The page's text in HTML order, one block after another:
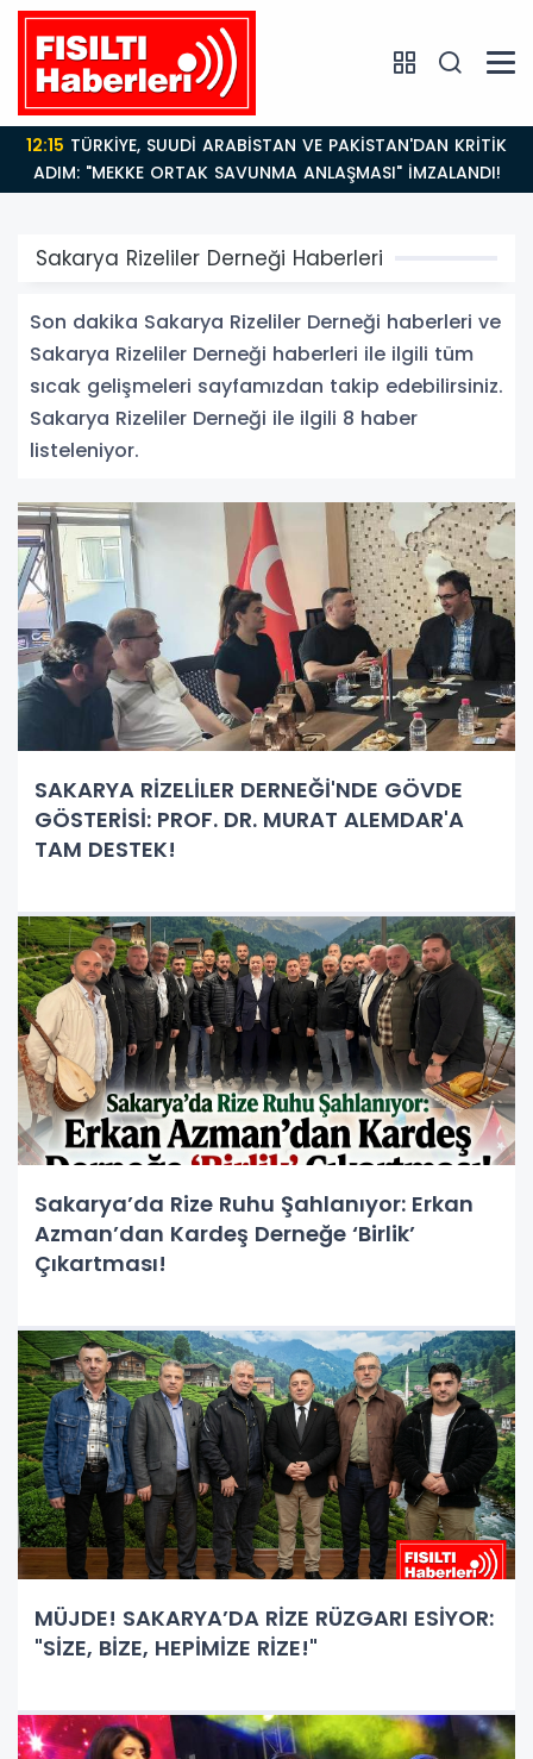
12:15
ADIM: "MEKKE ORTAK SAVUNMA ANLAŞMASI" İMZALANDI!
Sakarya Rizeliler Derneği Haberleri
Son dakika Sakarya Rizeliler Derneği haberleri ve
Sakarya Rizeliler Derneği haberleri ile ilgili tüm
sıcak gelişmeleri sayfamızdan takip edebilirsiniz.
Sakarya Rizeliler Derneği ile ilgili 8 haber
listeleniyor.
SAKARYA RİZELİLER DERNEĞİ'NDE GÖVDE
GÖSTERİSİ: PROF. DR. MURAT ALEMDAR'A
TAM DESTEK!
Sakarya’da Rize Ruhu Şahlanıyor: Erkan
Azman’dan Kardeş Derneğe ‘Birlik’
Çıkartması!
MÜJDE! SAKARYA’DA RİZE RÜZGARI ESİYOR:
"SİZE, BİZE, HEPİMİZE RİZE!"